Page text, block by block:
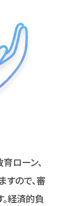
ローン、
ので、審
経済的負